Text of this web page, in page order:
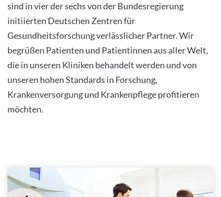
sind in vier der sechs von der Bundesregierung
initiierten Deutschen Zentren für
Gesundheitsforschung verlässlicher Partner. Wir
begrüßen Patienten und Patientinnen aus aller Welt,
die in unseren Kliniken behandelt werden und von
unseren hohen Standards in Forschung,
Krankenversorgung und Krankenpflege profitieren
möchten.